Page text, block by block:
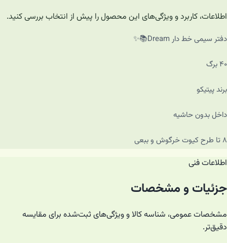
اطلاعات، کاربرد و ویژگی‌های این محصول را پیش از انتخاب بررسی کنید.
دفتر سیمی خط دار Dream📚✨
۴۰ برگ
برند پیتیکو
داخل بدون حاشیه
۸ تا طرح کیوت خرگوش و ببعی
اطلاعات فنی
جزئیات و مشخصات
مشخصات عمومی، شناسه کالا و ویژگی‌های ثبت‌شده برای مقایسه
دقیق‌تر.